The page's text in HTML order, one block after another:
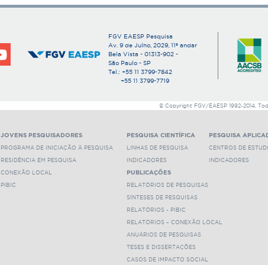
viário da RMSP e avaliação de alterações do preço
será possível inferir os efeitos do Rodoanel em
e contribuir para melhor gestão do território da
Acesse o texto integral desta tese.
para ver outros trabalhos deste
FGV EAESP Pesquisa
Av. 9 de Julho, 2029, 11º andar
Bela Vista - 01313-902 -
São Paulo - SP
Tel.: +55 11 3799-7842
+55 11 3799-7719
© Copyright FGV/EAESP 1992-2014.
JOVENS PESQUISADORES
PROGRAMA DE INICIAÇÃO À PESQUISA
RESIDÊNCIA EM PESQUISA
CONEXÃO LOCAL
PIBIC
PESQUISA CIENTÍFICA
LINHAS DE PESQUISA
INDICADORES
PESQUISA
CENTROS DE
INDICADORES
PUBLICAÇÕES
RELATÓRIOS DE PESQUISAS
SÍNTESES DE PESQUISAS
RELATÓRIOS - PIBIC
RELATÓRIOS – CONEXÃO LOCAL
ANUÁRIOS DE PESQUISAS
TESES E DISSERTAÇÕES
CASOS DE IMPACTO SOCIAL